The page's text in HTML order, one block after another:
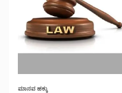
ಮಾನವ ಹಕ್ಕು